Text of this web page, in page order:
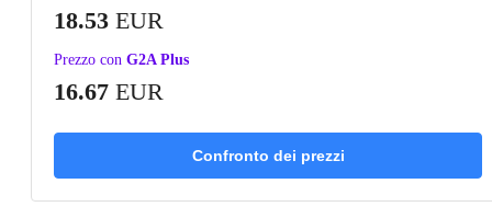
18.53 EUR
Prezzo con G2A Plus
16.67 EUR
Confronto dei prezzi